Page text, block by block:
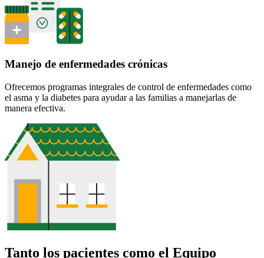
Manejo de enfermedades crónicas
Ofrecemos programas integrales de control de enfermedades como
el asma y la diabetes para ayudar a las familias a manejarlas de
manera efectiva.
Tanto los pacientes como el Equipo